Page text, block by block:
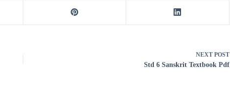
NEXT POST
Std 6 Sanskrit Textbook Pdf